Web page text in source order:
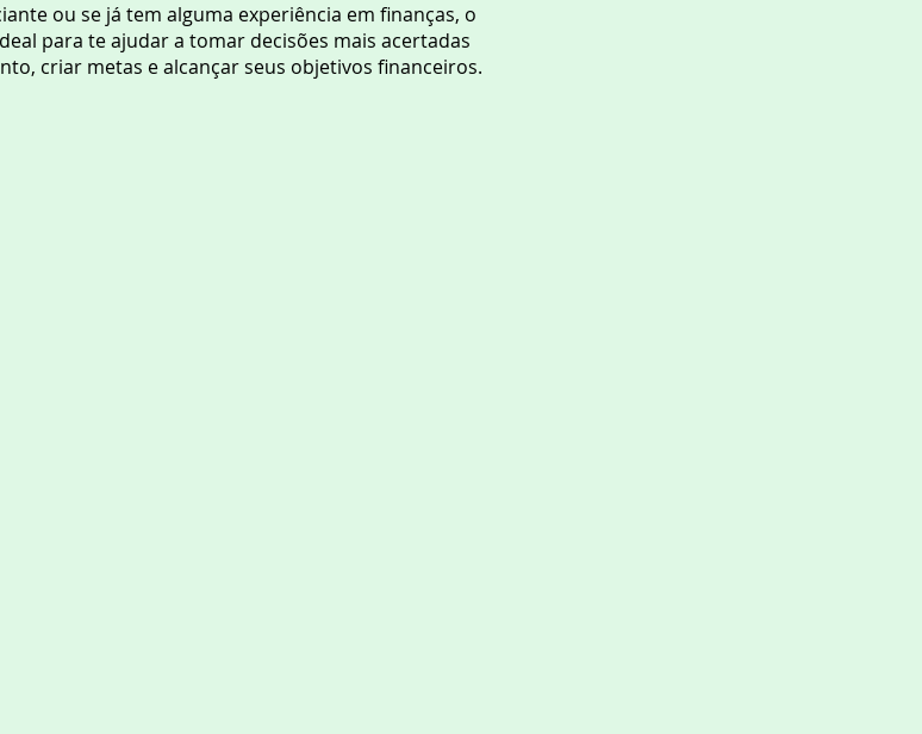
ou se já tem alguma experiência em finanças, o
para te ajudar a tomar decisões mais acertadas
criar metas e alcançar seus objetivos financeiros.